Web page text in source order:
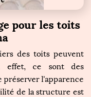
pour les toits
des toits peuvent
effet, ce sont des
l'apparence
de la structure est